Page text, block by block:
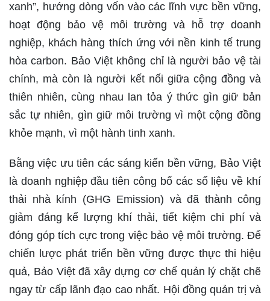
xanh”, hướng dòng vốn vào các lĩnh vực bền vững,
hoạt động bảo vệ môi trường và hỗ trợ doanh
nghiệp, khách hàng thích ứng với nền kinh tế trung
hòa carbon. Bảo Việt không chỉ là người bảo vệ tài
chính, mà còn là người kết nối giữa cộng đồng và
thiên nhiên, cùng nhau lan tỏa ý thức gìn giữ bản
sắc tự nhiên, gìn giữ môi trường vì một cộng đồng
khỏe mạnh, vì một hành tinh xanh.
Bằng việc ưu tiên các sáng kiến bền vững, Bảo Việt
là doanh nghiệp đầu tiên công bố các số liệu về khí
thải nhà kính (GHG Emission) và đã thành công
giảm đáng kể lượng khí thải, tiết kiệm chi phí và
đóng góp tích cực trong việc bảo vệ môi trường. Để
chiến lược phát triển bền vững được thực thi hiệu
quả, Bảo Việt đã xây dựng cơ chế quản lý chặt chẽ
ngay từ cấp lãnh đạo cao nhất. Hội đồng quản trị và